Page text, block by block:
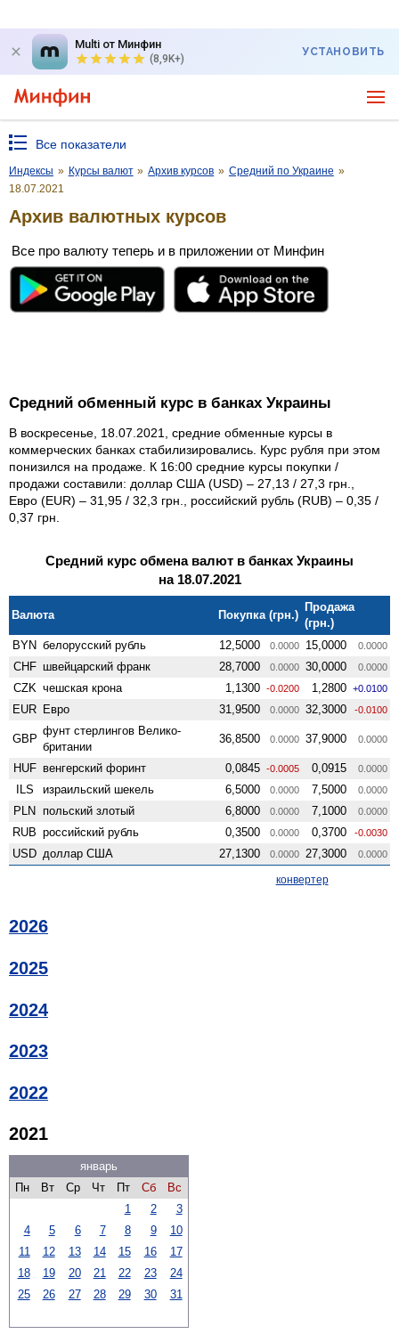
Multi от Минфин
(8,9K+)
УСТАНОВИТЬ
Все показатели
Индексы » Курсы валют » Архив курсов » Средний по Украине »
18.07.2021
Архив валютных курсов
Все про валюту теперь и в приложении от Минфин
Средний обменный курс в банках Украины
В воскресенье, 18.07.2021, средние обменные курсы в
коммерческих банках стабилизировались. Курс рубля при этом
понизился на продаже. К 16:00 средние курсы покупки /
продажи составили: доллар США (USD) – 27,13 / 27,3 грн.,
Евро (EUR) – 31,95 / 32,3 грн., российский рубль (RUB) – 0,35 /
0,37 грн.
Средний курс обмена валют в банках Украины
на 18.07.2021
Валюта Покупка (грн.)
Продажа
(грн.)
BYN белорусский рубль 12,5000 0.0000 15,0000 0.0000
CHF швейцарский франк 28,7000 0.0000 30,0000 0.0000
CZK чешская крона 1,1300 -0.0200 1,2800 +0.0100
EUR Евро 31,9500 0.0000 32,3000 -0.0100
GBP
фунт стерлингов Велико­
британии
36,8500 0.0000 37,9000 0.0000
HUF венгерский форинт 0,0845 -0.0005 0,0915 0.0000
ILS израильский шекель 6,5000 0.0000 7,5000 0.0000
PLN польский злотый 6,8000 0.0000 7,1000 0.0000
RUB российский рубль 0,3500 0.0000 0,3700 -0.0030
USD доллар США 27,1300 0.0000 27,3000 0.0000
конвертер
2026
2025
2024
2023
2022
2021
январь
Пн
Вт Ср Чт Пт Сб
Вс
1
2
3
4
5 6 7 8 9
10
11
12 13 14 15 16
17
18
19 20 21 22 23
24
25
26 27 28 29 30 31